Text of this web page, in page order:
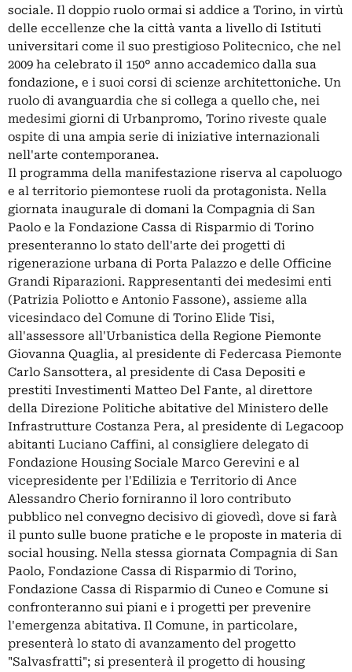
sociale. Il doppio ruolo ormai si addice a Torino, in virtù
delle eccellenze che la città vanta a livello di Istituti
universitari come il suo prestigioso Politecnico, che nel
2009 ha celebrato il 150° anno accademico dalla sua
fondazione, e i suoi corsi di scienze architettoniche. Un
ruolo di avanguardia che si collega a quello che, nei
medesimi giorni di Urbanpromo, Torino riveste quale
ospite di una ampia serie di iniziative internazionali
nell'arte contemporanea.
Il programma della manifestazione riserva al capoluogo
e al territorio piemontese ruoli da protagonista. Nella
giornata inaugurale di domani la Compagnia di San
Paolo e la Fondazione Cassa di Risparmio di Torino
presenteranno lo stato dell'arte dei progetti di
rigenerazione urbana di Porta Palazzo e delle Officine
Grandi Riparazioni. Rappresentanti dei medesimi enti
(Patrizia Poliotto e Antonio Fassone), assieme alla
vicesindaco del Comune di Torino Elide Tisi,
all'assessore all'Urbanistica della Regione Piemonte
Giovanna Quaglia, al presidente di Federcasa Piemonte
Carlo Sansottera, al presidente di Casa Depositi e
prestiti Investimenti Matteo Del Fante, al direttore
della Direzione Politiche abitative del Ministero delle
Infrastrutture Costanza Pera, al presidente di Legacoop
abitanti Luciano Caffini, al consigliere delegato di
Fondazione Housing Sociale Marco Gerevini e al
vicepresidente per l'Edilizia e Territorio di Ance
Alessandro Cherio forniranno il loro contributo
pubblico nel convegno decisivo di giovedì, dove si farà
il punto sulle buone pratiche e le proposte in materia di
social housing. Nella stessa giornata Compagnia di San
Paolo, Fondazione Cassa di Risparmio di Torino,
Fondazione Cassa di Risparmio di Cuneo e Comune si
confronteranno sui piani e i progetti per prevenire
l'emergenza abitativa. Il Comune, in particolare,
presenterà lo stato di avanzamento del progetto
"Salvasfratti"; si presenterà il progetto di housing